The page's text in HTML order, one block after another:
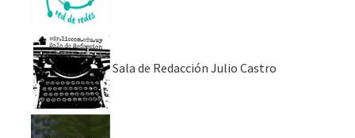
Sala de Redacción Julio Castro